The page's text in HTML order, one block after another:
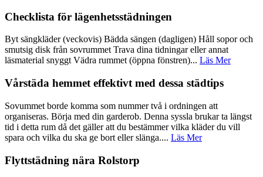
Checklista för lägenhetsstädningen
Byt sängkläder (veckovis) Bädda sängen (dagligen) Håll sopor och
smutsig disk från sovrummet Trava dina tidningar eller annat
läsmaterial snyggt Vädra rummet (öppna fönstren)... Läs Mer
Vårstäda hemmet effektivt med dessa städtips
Sovummet borde komma som nummer två i ordningen att
organiseras. Börja med din garderob. Denna syssla brukar ta längst
tid i detta rum då det gäller att du bestämmer vilka kläder du vill
spara och vilka du ska ge bort eller slänga.... Läs Mer
Flyttstädning nära Rolstorp